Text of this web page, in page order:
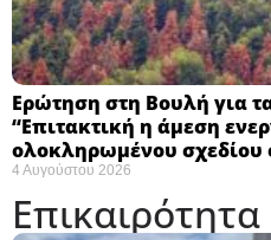
Ερώτηση στη Βουλή για
“Eπιτακτική η άμεση
ολοκληρωμένου σχεδίου
4 Αυγούστου 2026
Επικαιρότητα